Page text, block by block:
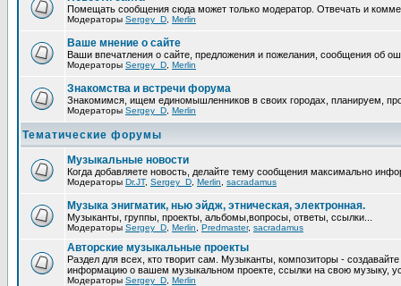
Помещать сообщения сюда может только модератор. Отвечать и
Модераторы Sergey_D Merlin
Ваше мнение о сайте
Ваши впечатления о сайте, предложения и пожелания, сообщения об
Модераторы Sergey_D Merlin
Знакомства и встречи форума
Знакомимся, ищем единомышленников в своих городах, планируем,
Модераторы Sergey_D Merlin
Тематические форумы
Музыкальные новости
Когда добавляете новость, делайте тему сообщения максимально
Модераторы Dr.JT, Sergey_D Merlin sacradamus
Музыка энигматик, нью эйдж, этническая, электронная.
Музыканты, группы, проекты, альбомы,вопросы, ответы, ссылки...
Модераторы Sergey_D Merlin Predmaster, sacradamus
Авторские музыкальные проекты
Раздел для всех, кто творит сам. Музыканты, композиторы -
информацию о вашем музыкальном проекте, ссылки на свою музыку,
Модераторы Sergey_D Merlin